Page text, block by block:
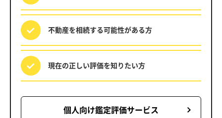
不動産を相続する可能性がある方
現在の正しい評価を知りたい方
個人向け鑑定評価サービス